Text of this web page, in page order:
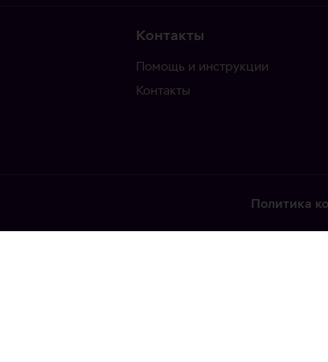
Контакты
Помощь и инструкции
Контакты
Политика